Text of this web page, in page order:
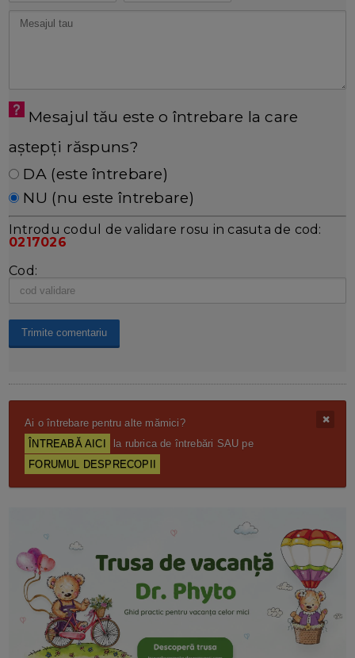
Mesajul tău este o întrebare la care
aștepți răspuns?
DA (este întrebare)
NU (nu este întrebare)
Introdu codul de validare rosu in casuta de cod:
0217026
Cod:
Ai o întrebare pentru alte mămici?
ÎNTREABĂ AICI
la rubrica de întrebări SAU pe
FORUMUL DESPRECOPII